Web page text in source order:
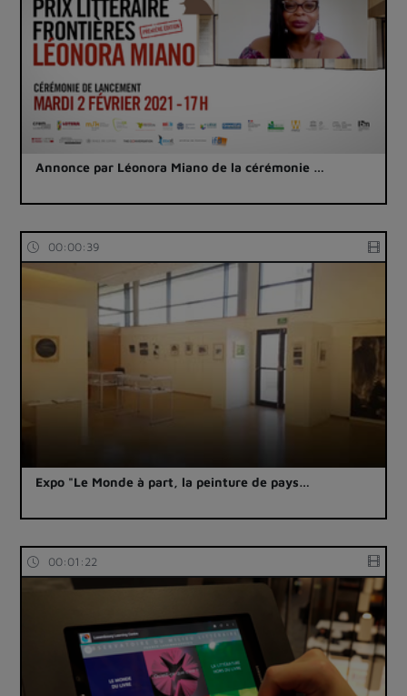
Annonce par Léonora Miano de la cérémonie …
00:00:39
Expo "Le Monde à part, la peinture de pays…
00:01:22